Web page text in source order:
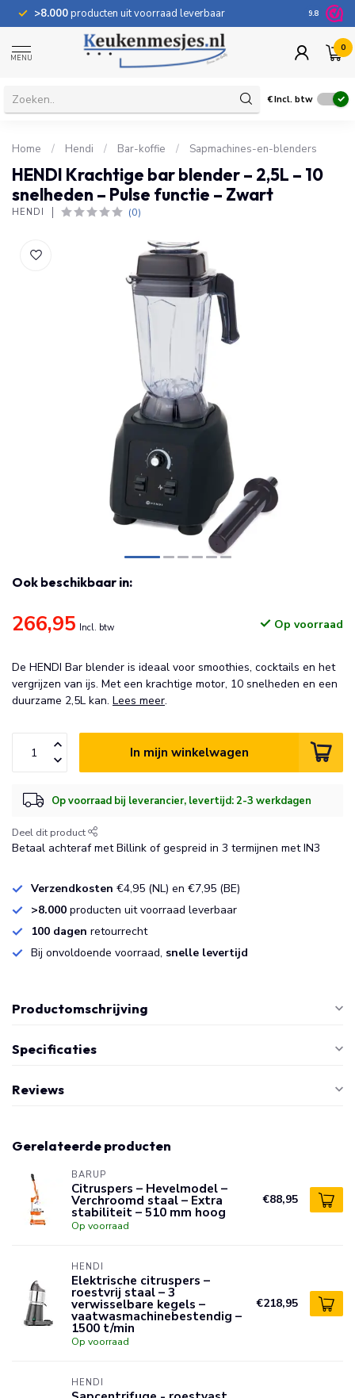
>8.000producten uit voorraad leverbaar 100
9.8
MENU
0
€Incl. btw
Home / Hendi / Bar-koffie / Sapmachines-en-blenders
HENDI Krachtige bar blender – 2,5L – 10
snelheden – Pulse functie – Zwart
HENDI (0)
Ook beschikbaar in:
266,95 Incl. btw Op voorraad
De HENDI Bar blender is ideaal voor smoothies, cocktails en het
vergrijzen van ijs. Met een krachtige motor, 10 snelheden en een
duurzame 2,5L kan. Lees meer.
In mijn winkelwagen
Op voorraad bij leverancier, levertijd: 2-3 werkdagen
Deel dit product
Betaal achteraf met Billink of gespreid in 3 termijnen met IN3
Verzendkosten €4,95 (NL) en €7,95 (BE)
>8.000 producten uit voorraad leverbaar
100 dagen retourrecht
Bij onvoldoende voorraad, snelle levertijd
Productomschrijving
Specificaties
Reviews
Gerelateerde producten
BARUP
Citruspers – Hevelmodel –
Verchroomd staal – Extra
stabiliteit – 510 mm hoog
Op voorraad
€88,95
HENDI
Elektrische citruspers –
roestvrij staal – 3
verwisselbare kegels –
vaatwasmachinebestendig –
1500 t/min
Op voorraad
€218,95
HENDI